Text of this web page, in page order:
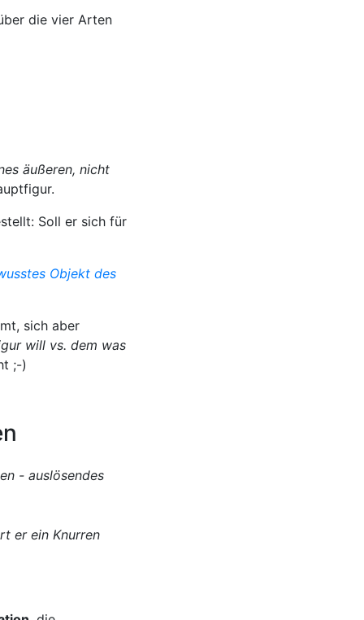
die vier Arten
äußeren, nicht
Soll er sich für
Objekt des
sich aber
will vs. dem was
;-)
er ein Knurren